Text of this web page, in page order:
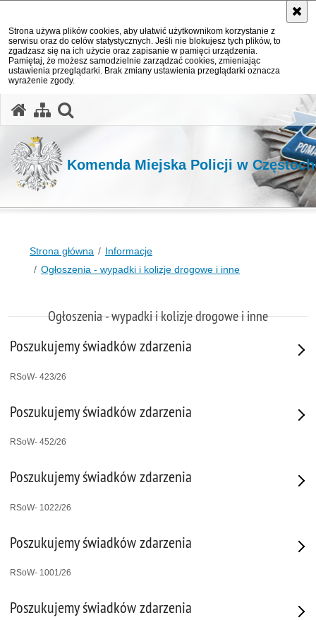
Strona używa plików cookies, aby ułatwić użytkownikom korzystanie z
serwisu oraz do celów statystycznych. Jeśli nie blokujesz tych plików, to
zgadzasz się na ich użycie oraz zapisanie w pamięci urządzenia.
Pamiętaj, że możesz samodzielnie zarządzać cookies, zmieniając
ustawienia przeglądarki. Brak zmiany ustawienia przeglądarki oznacza
wyrażenie zgody.
Komenda Miejska Policji w
Strona główna
Informacje
Ogłoszenia - wypadki i kolizje drogowe i inne
Ogłoszenia - wypadki i kolizje drogowe i inne
Poszukujemy świadków zdarzenia
RSoW- 423/26
Poszukujemy świadków zdarzenia
RSoW- 452/26
Poszukujemy świadków zdarzenia
RSoW- 1022/26
Poszukujemy świadków zdarzenia
RSoW- 1001/26
Poszukujemy świadków zdarzenia